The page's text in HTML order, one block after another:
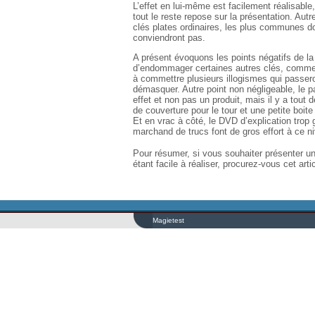
L’effet en lui-même est facilement
tout le reste repose sur la présentation.
clés plates ordinaires, les plus communes
conviendront pas.
A présent évoquons les points négatifs de
d’endommager certaines autres clés,
à commettre plusieurs illogismes qui
démasquer. Autre point non négligeable, le
effet et non pas un produit, mais il y a tout
de couverture pour le tour et une petite
Et en vrac à côté, le DVD d’explication
marchand de trucs font de gros effort à ce
Pour résumer, si vous souhaiter présenter
étant facile à réaliser, procurez-vous cet
Magietest